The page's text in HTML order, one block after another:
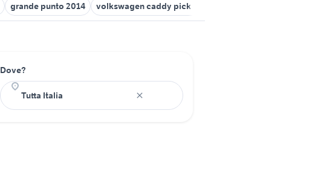
grande punto 2014 volkswagen caddy pick up
Dove?